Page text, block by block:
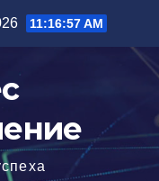
11:16:59 AM